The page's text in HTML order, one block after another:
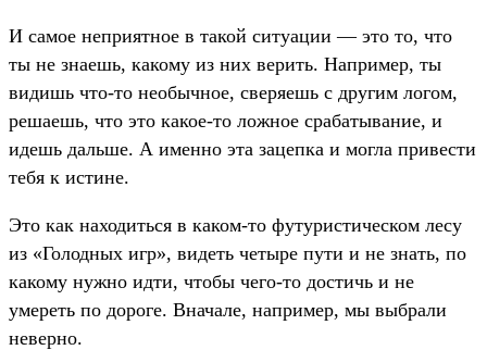
И самое неприятное в такой ситуации — это то, что
ты не знаешь, какому из них верить. Например, ты
видишь что-то необычное, сверяешь с другим логом,
решаешь, что это какое-то ложное срабатывание, и
идешь дальше. А именно эта зацепка и могла привести
тебя к истине.
Это как находиться в каком-то футуристическом лесу
из «Голодных игр», видеть четыре пути и не знать, по
какому нужно идти, чтобы чего-то достичь и не
умереть по дороге. Вначале, например, мы выбрали
неверно.